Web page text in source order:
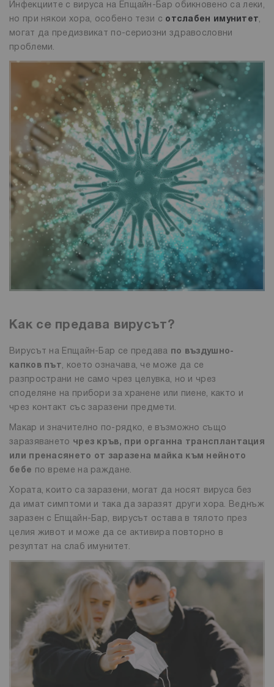
Инфекциите с вируса на Епщайн-Бар обикновено са леки,
но при някои хора, особено тези с отслабен имунитет,
могат да предизвикат по-сериозни здравословни
проблеми.
Как се предава вирусът?
Вирусът на Епщайн-Бар се предава по въздушно-
капков път, което означава, че може да се
разпространи не само чрез целувка, но и чрез
споделяне на прибори за хранене или пиене, както и
чрез контакт със заразени предмети.
Макар и значително по-рядко, е възможно също
заразяването чрез кръв, при органна трансплантация
или пренасянето от заразена майка към нейното
бебе по време на раждане.
Хората, които са заразени, могат да носят вируса без
да имат симптоми и така да заразят други хора. Веднъж
заразен с Епщайн-Бар, вирусът остава в тялото през
целия живот и може да се активира повторно в
резултат на слаб имунитет.